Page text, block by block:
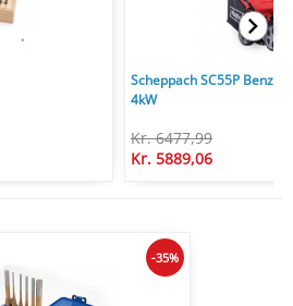
Scheppach SC55P
4kW
Kr. 6477,99
Kr. 5889,06
-35%